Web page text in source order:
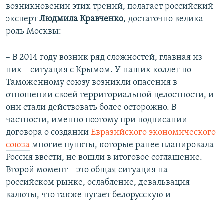
возникновении этих трений, полагает российский
экспертЛюдмила Кравченко, достаточно велика
роль Москвы:
– В 2014 году возник ряд сложностей, главная из
них – ситуация с Крымом. У наших коллег по
Таможенному союзу возникли опасения в
отношении своей территориальной целостности, и
они стали действовать более осторожно. В
частности, именно поэтому при подписании
договора о создании Евразийского экономического
союза многие пункты, которые ранее планировала
Россия ввести, не вошли в итоговое соглашение.
Второй момент – это общая ситуация на
российском рынке, ослабление, девальвация
валюты, что также пугает белорусскую и